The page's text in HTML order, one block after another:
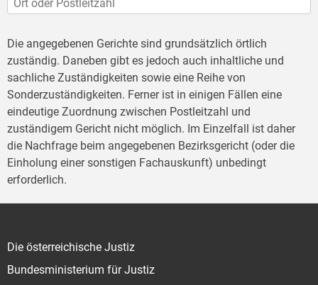
Die angegebenen Gerichte sind grundsätzlich örtlich
zuständig. Daneben gibt es jedoch auch inhaltliche und
sachliche Zuständigkeiten sowie eine Reihe von
Sonderzuständigkeiten. Ferner ist in einigen Fällen eine
eindeutige Zuordnung zwischen Postleitzahl und
zuständigem Gericht nicht möglich. Im Einzelfall ist daher
die Nachfrage beim angegebenen Bezirksgericht (oder die
Einholung einer sonstigen Fachauskunft) unbedingt
erforderlich.
Die österreichische Justiz
Bundesministerium für Justiz